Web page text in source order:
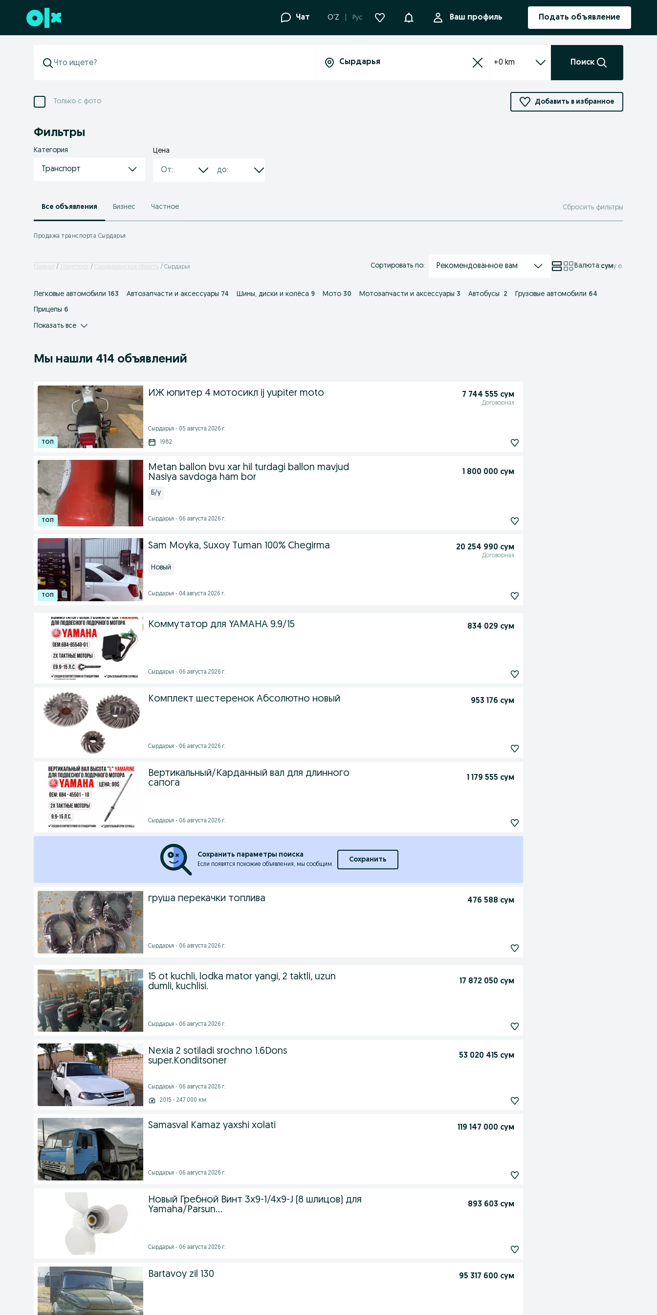
Перейти к нижнему колонтитулу Чат O'Z Рус УведомленияВаш профиль Подать объявление
+0 km Поиск
Только с фото Добавить в избранное
Фильтры
Категория
Транспорт
Цена
Все объявления Бизнес Частное Сбросить фильтры
Продажа транспорта Сырдарья
Главная Транспорт Сырдарьинская область Сырдарья Сортировать по: Рекомендованное вам Валюта:суму.е.
Легковые автомобили 163 Автозапчасти и аксессуары 74 Шины, диски и колёса 9 Мото 30 Мотозапчасти и аксессуары 3 Автобусы 2 Грузовые автомобили 64
Прицепы 6
Показать все
Мы нашли 414 объявлений
ИЖ юпитер 4 мотосикл ij yupiter moto 7 744 555 сум
Договорная
Сырдарья - 05 августа 2026 г.
1982
Metan ballon bvu xar hil turdagi ballon mavjud
Nasiya savdoga ham bor
1 800 000 сум
Б/у
Сырдарья - 06 августа 2026 г.
Sam Moyka, Suxoy Tuman 100% Chegirma 20 254 990 сум
Договорная
Новый
Сырдарья - 04 августа 2026 г.
Коммутатор для YAMAHA 9.9/15 834 029 сум
Сырдарья - 06 августа 2026 г.
Kомплект шестеренок Абсолютно новый 953 176 сум
Сырдарья - 06 августа 2026 г.
Вертикальный/Карданный вал для длинного
сапога
1 179 555 сум
Сырдарья - 06 августа 2026 г.
Сохранить параметры поиска
Если появятся похожие объявления, мы сообщим.
Сохранить
груша перекачки топлива 476 588 сум
Сырдарья - 06 августа 2026 г.
15 ot kuchli, lodka mator yangi, 2 taktli, uzun
dumli, kuchlisi.
17 872 050 сум
Сырдарья - 06 августа 2026 г.
Nexia 2 sotiladi srochno 1.6Dons
super.Konditsoner
53 020 415 сум
Сырдарья - 06 августа 2026 г.
2015 - 247 000 км
Samasval Kamaz yaxshi xolati 119 147 000 сум
Сырдарья - 06 августа 2026 г.
Новый Гребной Винт 3х9-1/4х9-J (8 шлицов) для
Yamaha/Parsun...
893 603 сум
Сырдарья - 06 августа 2026 г.
Bartavoy zil 130 95 317 600 сум